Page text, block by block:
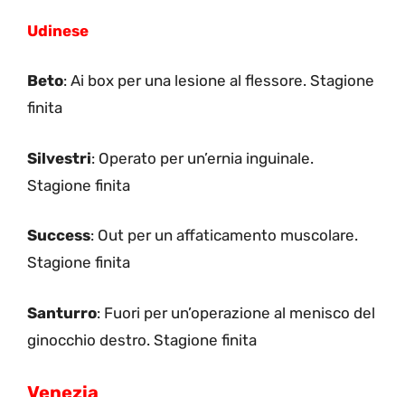
Udinese
Beto: Ai box per una lesione al flessore. Stagione
finita
Silvestri: Operato per un’ernia inguinale.
Stagione finita
Success: Out per un affaticamento muscolare.
Stagione finita
Santurro: Fuori per un’operazione al menisco del
ginocchio destro. Stagione finita
Venezia